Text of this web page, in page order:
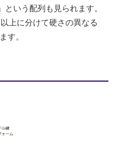
いう配列も見られます。
上に分けて硬さの異なる
す。